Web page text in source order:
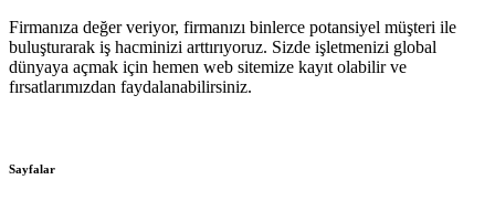
Firmanıza değer veriyor, firmanızı binlerce potansiyel müşteri ile
buluşturarak iş hacminizi arttırıyoruz. Sizde işletmenizi global
dünyaya açmak için hemen web sitemize kayıt olabilir ve
fırsatlarımızdan faydalanabilirsiniz.
Sayfalar